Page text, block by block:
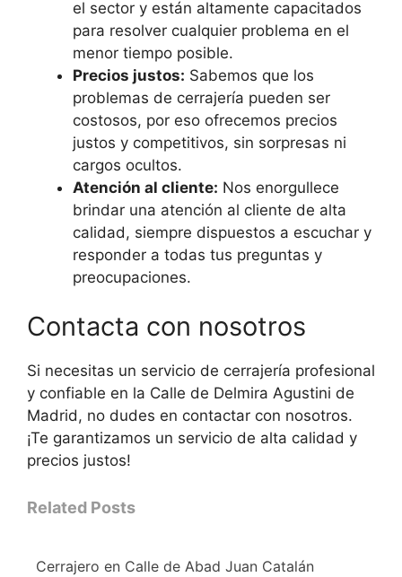
el sector y están altamente capacitados
para resolver cualquier problema en el
menor tiempo posible.
Precios justos: Sabemos que los
problemas de cerrajería pueden ser
costosos, por eso ofrecemos precios
justos y competitivos, sin sorpresas ni
cargos ocultos.
Atención al cliente: Nos enorgullece
brindar una atención al cliente de alta
calidad, siempre dispuestos a escuchar y
responder a todas tus preguntas y
preocupaciones.
Contacta con nosotros
Si necesitas un servicio de cerrajería profesional
y confiable en la Calle de Delmira Agustini de
Madrid, no dudes en contactar con nosotros.
¡Te garantizamos un servicio de alta calidad y
precios justos!
Related Posts
Cerrajero en Calle de Abad Juan Catalán